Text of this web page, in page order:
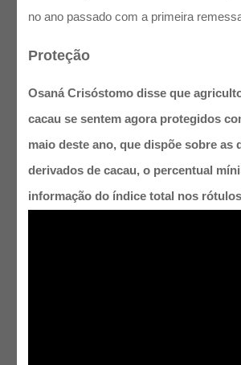
no ano passado com a primeira
Proteção
Osaná Crisóstomo disse que
cacau se sentem agora protegidos
maio deste ano, que dispõe sobre
derivados de cacau, o percentual
informação do índice total nos